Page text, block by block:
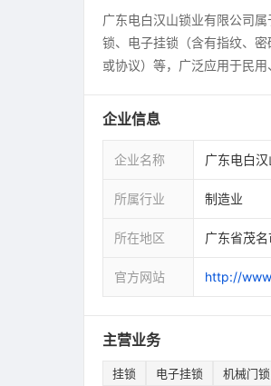
广东电白汉山锁业有限公司
锁、电子挂锁（含有指纹、
或协议）等，广泛应用于民
企业信息
企业名称 广东电白
所属行业 制造业
所在地区 广东省茂名
官方网站 http://
主营业务
挂锁 电子挂锁 机械门锁